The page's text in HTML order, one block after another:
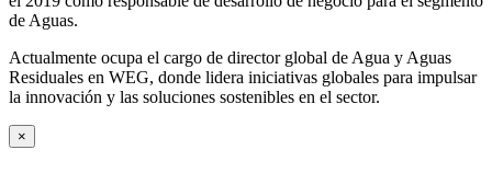
de Aguas.
Actualmente ocupa el cargo de director global de Agua y Aguas
Residuales en WEG, donde lidera iniciativas globales para impulsar
la innovación y las soluciones sostenibles en el sector.
×